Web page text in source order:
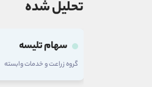
تحلیل شده
سهام تلیسه
گروه زراعت و خدمات وابسته